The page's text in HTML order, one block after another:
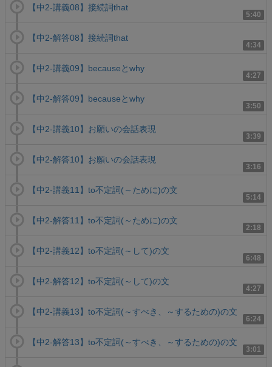
5:40
【中2-講義08】接続詞that
4:34
【中2-解答08】接続詞that
4:27
【中2-講義09】becauseとwhy
3:50
【中2-解答09】becauseとwhy
3:39
【中2-講義10】お願いの会話表現
3:16
【中2-解答10】お願いの会話表現
5:14
【中2-講義11】to不定詞(～ために)の文
2:18
【中2-解答11】to不定詞(～ために)の文
6:48
【中2-講義12】to不定詞(～して)の文
4:27
【中2-解答12】to不定詞(～して)の文
6:24
【中2-講義13】to不定詞(～すべき、～するための)の文
3:01
【中2-解答13】to不定詞(～すべき、～するための)の文